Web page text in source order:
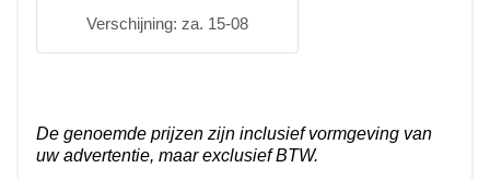
Verschijning: za. 15-08
De genoemde prijzen zijn inclusief vormgeving van
uw advertentie, maar exclusief BTW.